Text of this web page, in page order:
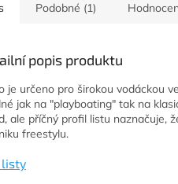
Podobné (1)
popis produktu
je určeno pro širokou vodáckou
jak na "playboating" tak na
ale příčný profil listu naznačuje,
freestylu.
listy